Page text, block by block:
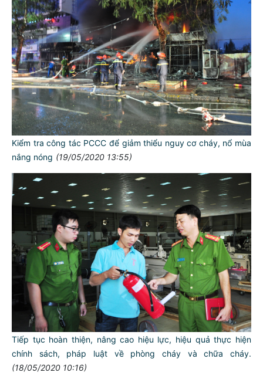
Kiểm tra công tác PCCC để giảm thiểu nguy cơ cháy, nổ mùa
nắng nóng (19/05/2020 13:55)
Tiếp tục hoàn thiện, nâng cao hiệu lực, hiệu quả thực hiện
chính sách, pháp luật về phòng cháy và chữa cháy.
(18/05/2020 10:16)
TƯ CÁCH
NGƯỜI CÔNG AN CÁCH MỆNH LÀ:
Đối với tự mình, phải
CẦN, KIỆM, LIÊM, CHÍNH
Đối với đồng sự, phải
THÂN ÁI GIÚP ĐỠ
Đối với chính phủ, phải
TUYỆT ĐỐI TRUNG THÀNH
Đối với nhân dân, phải
KÍNH TRỌNG LỄ PHÉP